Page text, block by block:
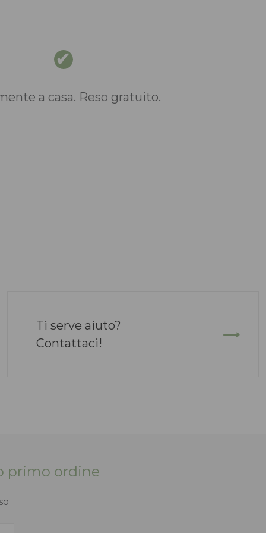
a casa. Reso gratuito.
Ti serve aiuto?
Contattaci!
primo ordine